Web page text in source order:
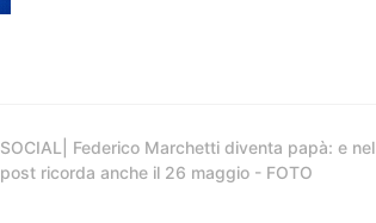
SOCIAL| Federico Marchetti diventa papà: e nel
post ricorda anche il 26 maggio - FOTO